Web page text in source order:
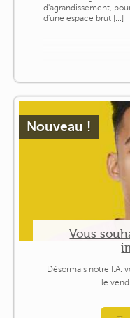
d'agrandissement,
d'une espace brut [...]
Nouveau !
Vous
Désormais notre I.A.
le